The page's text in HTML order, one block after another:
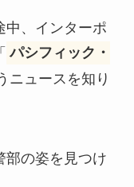
中、インターポ
パシフィック・
ニュースを知り
部の姿を見つけ